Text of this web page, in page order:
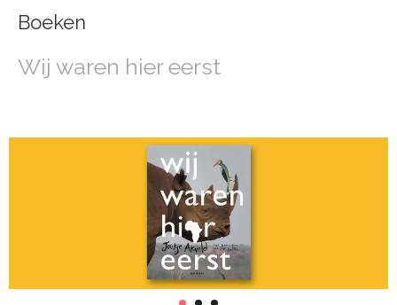
Boeken
Wij waren hier eerst